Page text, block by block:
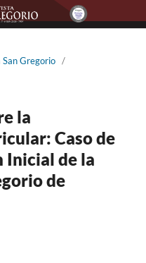
Gregorio /
la
Caso de
Inicial de la
de